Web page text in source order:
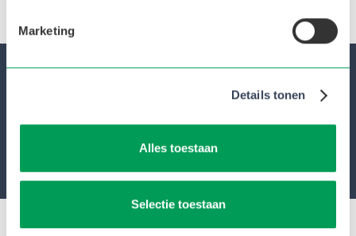
Marketing
Details tonen
Alles toestaan
Selectie toestaan
Neem contact op metHenk Heidema